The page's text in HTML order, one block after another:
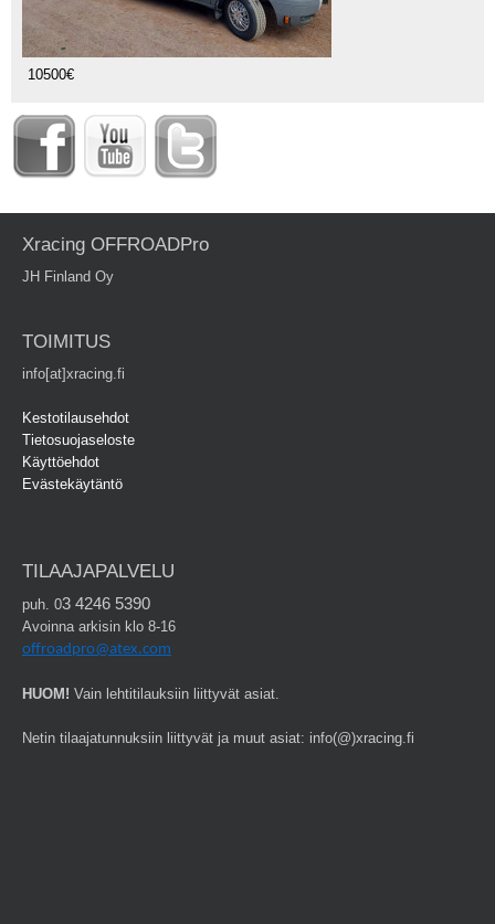
10500€
Xracing OFFROADPro
JH Finland Oy
TOIMITUS
info[at]xracing.fi
Kestotilausehdot
Tietosuojaseloste
Käyttöehdot
Evästekäytäntö
TILAAJAPALVELU
puh. 03 4246 5390
Avoinna arkisin klo 8-16
offroadpro@atex.com
HUOM! Vain lehtitilauksiin liittyvät asiat.
Netin tilaajatunnuksiin liittyvät ja muut asiat: info(@)xracing.fi